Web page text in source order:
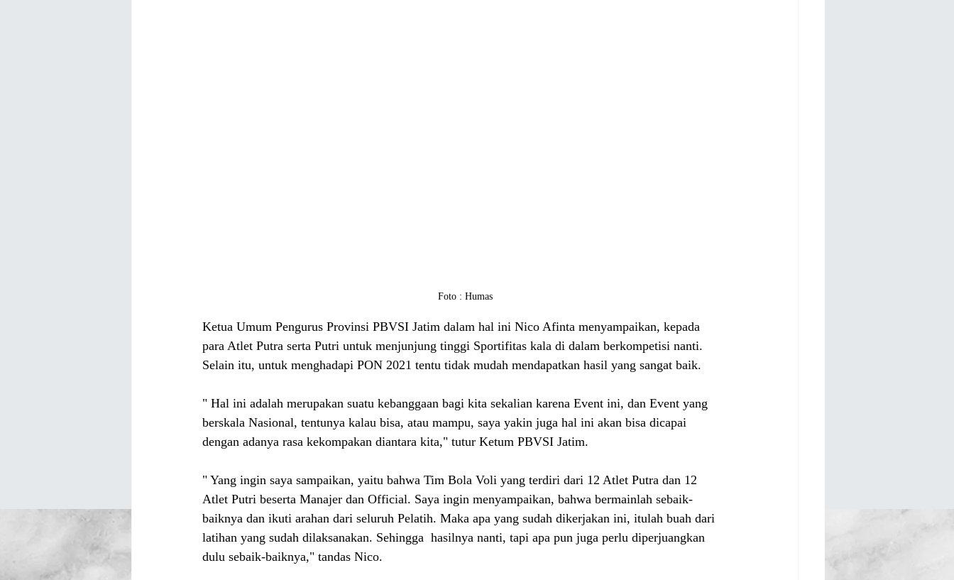
Foto : Humas
Ketua Umum Pengurus Provinsi PBVSI Jatim dalam hal ini Nico Afinta menyampaikan, kepada
para Atlet Putra serta Putri untuk menjunjung tinggi Sportifitas kala di dalam berkompetisi nanti.
Selain itu, untuk menghadapi PON 2021 tentu tidak mudah mendapatkan hasil yang sangat baik.
" Hal ini adalah merupakan suatu kebanggaan bagi kita sekalian karena Event ini, dan Event yang
berskala Nasional, tentunya kalau bisa, atau mampu, saya yakin juga hal ini akan bisa dicapai
dengan adanya rasa kekompakan diantara kita," tutur Ketum PBVSI Jatim.
" Yang ingin saya sampaikan, yaitu bahwa Tim Bola Voli yang terdiri dari 12 Atlet Putra dan 12
Atlet Putri beserta Manajer dan Official. Saya ingin menyampaikan, bahwa bermainlah sebaik-
baiknya dan ikuti arahan dari seluruh Pelatih. Maka apa yang sudah dikerjakan ini, itulah buah dari
latihan yang sudah dilaksanakan. Sehingga  hasilnya nanti, tapi apa pun juga perlu diperjuangkan
dulu sebaik-baiknya," tandas Nico.